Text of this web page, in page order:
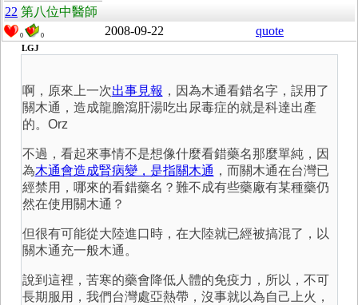
22 第八位中醫師
0 0 2008-09-22 quote
LGJ
啊，原來上一次出事見報 ，因為木通看錯名字，誤用了
關木通，造成龍膽瀉肝湯吃出尿毒症的就是科達出產
的。Orz
不過，看起來事情不是想像什麼看錯藥名那麼單純，因
為木通會造成腎病變，是指關木通 ，而關木通在台灣已
經禁用，哪來的看錯藥名？難不成有些藥廠有某種藥仍
然在使用關木通？
但很有可能從大陸進口時，在大陸就已經被搞混了，以
關木通充一般木通。
說到這裡，苦寒的藥會降低人體的免疫力，所以，不可
長期服用，我們台灣處亞熱帶，沒事就以為自己上火，